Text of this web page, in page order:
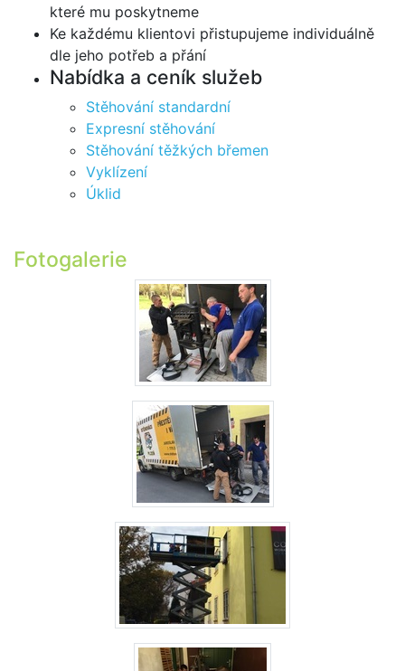
které mu poskytneme
Ke každému klientovi přistupujeme individuálně
dle jeho potřeb a přání
Nabídka a ceník služeb
Stěhování standardní
Expresní stěhování
Stěhování těžkých břemen
Vyklízení
Úklid
Fotogalerie